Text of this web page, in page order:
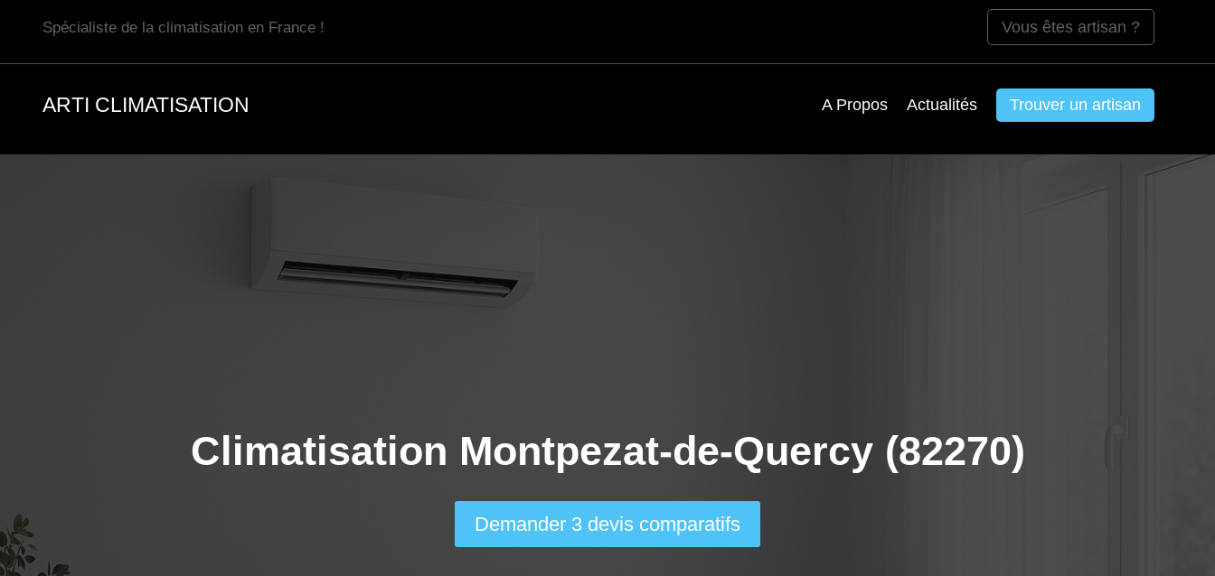
Spécialiste de la climatisation en France ! Vous êtes artisan ?
ARTI CLIMATISATION A Propos Actualités Trouver un artisan
Climatisation Montpezat-de-Quercy (82270)
Demander 3 devis comparatifs